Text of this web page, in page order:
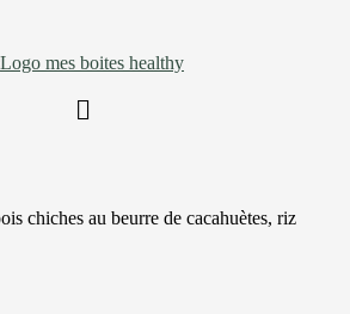
chiches au beurre de cacahuètes, riz